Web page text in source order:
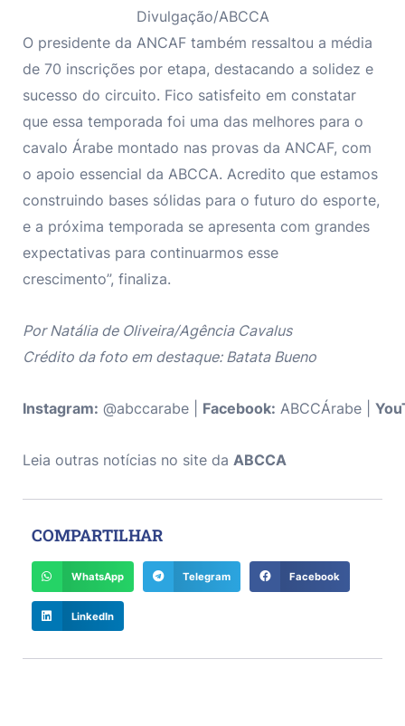
Divulgação/ABCCA
O presidente da ANCAF também ressaltou a média
de 70 inscrições por etapa, destacando a solidez e
sucesso do circuito. Fico satisfeito em constatar
que essa temporada foi uma das melhores para o
cavalo Árabe montado nas provas da ANCAF, com
o apoio essencial da ABCCA. Acredito que estamos
construindo bases sólidas para o futuro do esporte,
e a próxima temporada se apresenta com grandes
expectativas para continuarmos esse
crescimento”, finaliza.
Por Natália de Oliveira/Agência Cavalus
Crédito da foto em destaque: Batata Bueno
Instagram: @abccarabe | Facebook: ABCCÁrabe |
Leia outras notícias no site da ABCCA
COMPARTILHAR
WhatsApp Telegram Facebook
LinkedIn